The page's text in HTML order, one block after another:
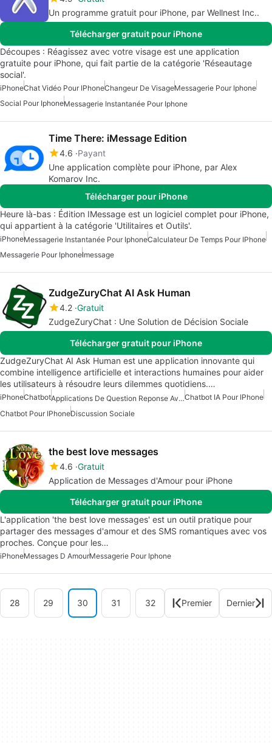
Un programme gratuit pour iPhone, par Wellnest Inc..
Télécharger gratuit pour iPhone
Découpes : Réagissez avec votre visage est une application
gratuite pour iPhone, qui fait partie de la catégorie 'Réseautage
social'.
iPhoneChat Vidéo Pour IPhoneChangeur De VisageMessagerie Pour Iphone
Social Pour IphoneMessagerie Instantanée Pour Iphone
Time There: iMessage Edition
4.6 Payant
Une application complète pour iPhone, par Alex
Komarov Inc.
Télécharger pour iPhone
Heure là-bas : Édition IMessage est un logiciel complet pour iPhone,
qui appartient à la catégorie 'Utilitaires et Outils'.
iPhoneMessagerie Instantanée Pour IphoneCalculateur De Temps Pour IPhone
Messagerie Pour IphoneImessage
ZudgeZuryChat AI Ask Human
4.2 Gratuit
ZudgeZuryChat : Une Solution de Décision Sociale
Télécharger gratuit pour iPhone
ZudgeZuryChat AI Ask Human est une application innovante qui
combine intelligence artificielle et interactions humaines pour aider
les utilisateurs à résoudre leurs dilemmes quotidiens.…
iPhoneChatbot Applications De Question Reponse Avec Intelligence ArtificielleChatbot IA Pour IPhone
Chatbot Pour IPhoneDiscussion Sociale
the best love messages
4.6 Gratuit
Application de Messages d'Amour pour iPhone
Télécharger gratuit pour iPhone
L'application 'the best love messages' est un outil pratique pour
partager des messages d'amour et des SMS romantiques avec vos
proches. Conçue pour les…
iPhoneMessages D AmourMessagerie Pour Iphone
28 29 30 31 32 Premier Dernier